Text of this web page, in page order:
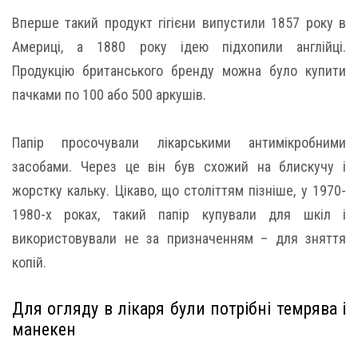
Вперше такий продукт гігієни випустили 1857 року в
Америці, а 1880 року ідею підхопили англійці.
Продукцію британського бренду можна було купити
пачками по 100 або 500 аркушів.
Папір просочували лікарськими антимікробними
засобами. Через це він був схожий на блискучу і
жорстку кальку. Цікаво, що століттям пізніше, у 1970-
1980-х роках, такий папір купували для шкіл і
використовували не за призначенням – для зняття
копій.
Для огляду в лікаря були потрібні темрява і
манекен